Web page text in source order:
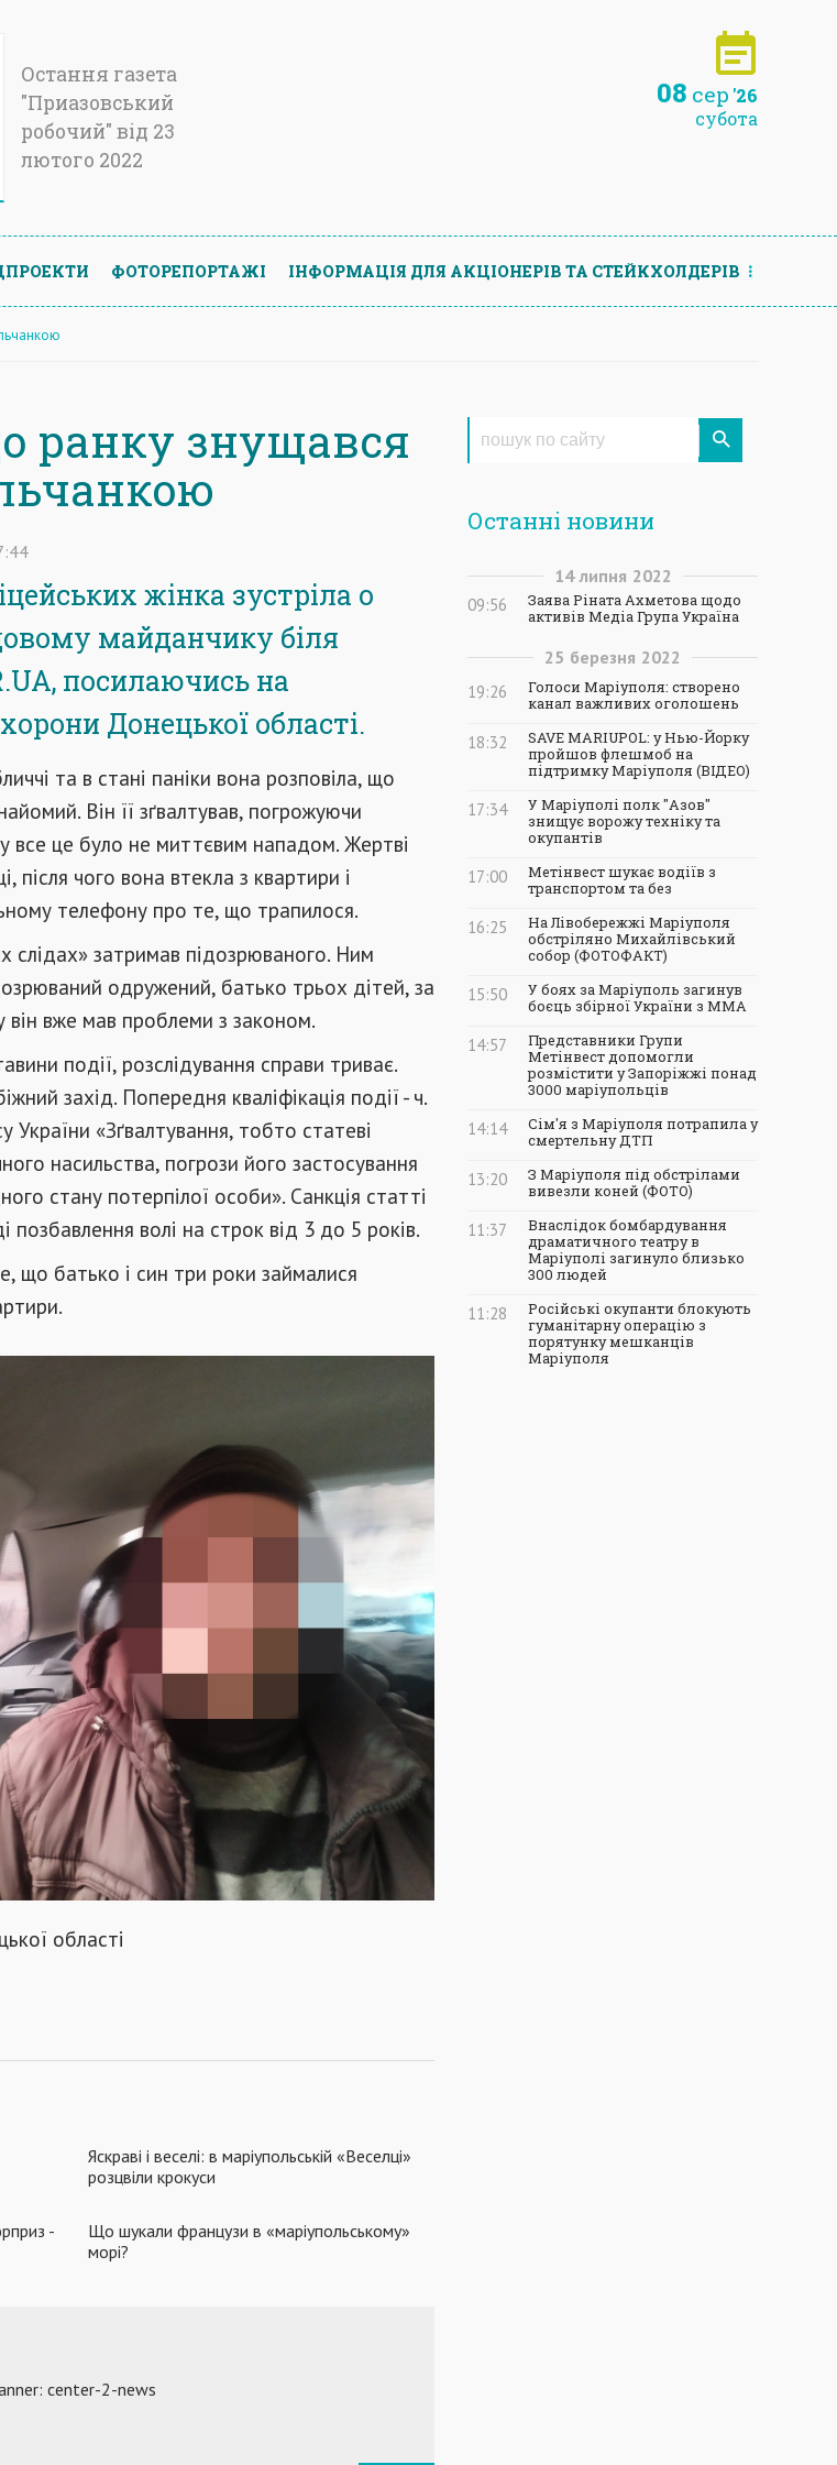
Остання газета
"Приазовський
робочий" від 23
лютого 2022
08 сер '26
субота
ФОТОРЕПОРТАЖІ ІНФОРМАЦIЯ ДЛЯ АКЦIОНЕРIВ ТА СТЕЙКХОЛДЕРIВ
ранку знущався
жінка зустріла о
майданчику біля
посилаючись на
Донецької області.
та в стані паніки вона розповіла, що
Він її зґвалтував, погрожуючи
все це було не миттєвим нападом. Жертві
після чого вона втекла з квартири і
телефону про те, що трапилося.
слідах» затримав підозрюваного. Ним
одружений, батько трьох дітей, за
вже мав проблеми з законом.
події, розслідування справи триває.
захід. Попередня кваліфікація події - ч.
України «Зґвалтування, тобто статеві
насильства, погрози його застосування
стану потерпілої особи». Санкція статті
позбавлення волі на строк від 3 до 5 років.
що батько і син три роки займалися
області
Яскраві і веселі: в маріупольській «Веселці»
розцвіли крокуси
-
Що шукали французи в «маріупольському»
морі?
Останні новини
14 липня 2022
09:56
Заява Ріната Ахметова щодо
активів Медіа Група Україна
25 березня 2022
19:26
Голоси Маріуполя: створено
канал важливих оголошень
18:32
SAVE MARIUPOL: у Нью-Йорку
пройшов флешмоб на
підтримку Маріуполя (ВІДЕО)
17:34
У Маріуполі полк "Азов"
знищує ворожу техніку та
окупантів
17:00
Метінвест шукає водіїв з
транспортом та без
16:25
На Лівобережжі Маріуполя
обстріляно Михайлівський
собор (ФОТОФАКТ)
15:50
У боях за Маріуполь загинув
боєць збірної України з ММА
14:57
Представники Групи
Метінвест допомогли
розмістити у Запоріжжі понад
3000 маріупольців
14:14
Сім'я з Маріуполя потрапила у
смертельну ДТП
13:20
З Маріуполя під обстрілами
вивезли коней (ФОТО)
11:37
Внаслідок бомбардування
драматичного театру в
Маріуполі загинуло близько
300 людей
11:28
Російські окупанти блокують
гуманітарну операцію з
порятунку мешканців
Маріуполя